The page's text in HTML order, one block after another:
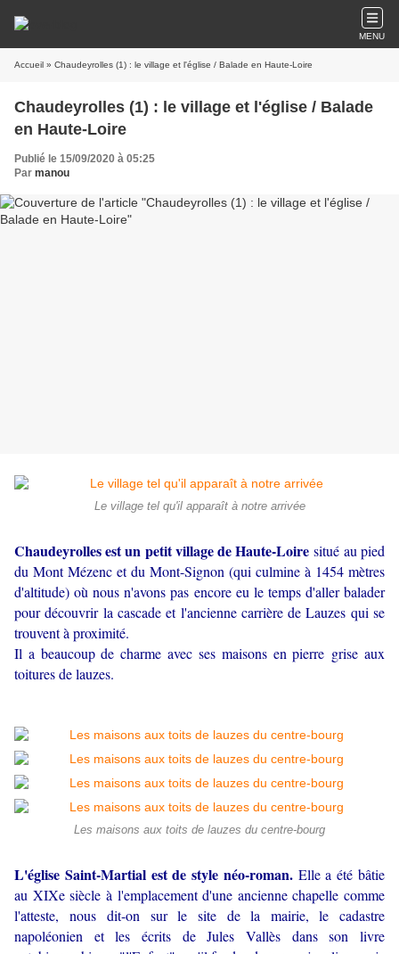
MENU
Accueil » Chaudeyrolles (1) : le village et l'église / Balade en Haute-Loire
Chaudeyrolles (1) : le village et l'église / Balade
en Haute-Loire
Publié le 15/09/2020 à 05:25
Par manou
Le village tel qu'il apparaît à notre arrivée
Chaudeyrolles est un petit village de Haute-Loire situé au pied
du Mont Mézenc et du Mont-Signon (qui culmine à 1454 mètres
d'altitude) où nous n'avons pas encore eu le temps d'aller balader
pour découvrir la cascade et l'ancienne carrière de Lauzes qui se
trouvent à proximité.
Il a beaucoup de charme avec ses maisons en pierre grise aux
toitures de lauzes.
Les maisons aux toits de lauzes du centre-bourg
L'église Saint-Martial est de style néo-roman. Elle a été bâtie
au XIXe siècle à l'emplacement d'une ancienne chapelle comme
l'atteste, nous dit-on surle site de la mairie, le cadastre
napoléonien et les écrits de Jules Vallès dans son livre